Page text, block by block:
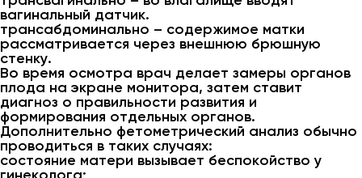
вагинальный датчик.
трансабдоминально – содержимое матки
рассматривается через внешнюю брюшную
стенку.
Во время осмотра врач делает замеры органов
плода на экране монитора, затем ставит
диагноз о правильности развития и
формирования отдельных органов.
Дополнительно фетометрический анализ обычно
проводиться в таких случаях:
состояние матери вызывает беспокойство у